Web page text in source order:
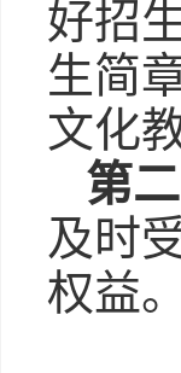
好招
生简
文化
第
及时
权益。